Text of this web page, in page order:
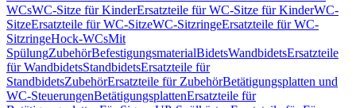
WCsWC-Sitze für KinderErsatzteile für WC-Sitze für KinderWC-
SitzeErsatzteile für WC-SitzeWC-SitzringeErsatzteile für WC-
SitzringeHock-WCsMit
SpülungZubehörBefestigungsmaterialBidetsWandbidetsErsatzteile
für WandbidetsStandbidetsErsatzteile für
StandbidetsZubehörErsatzteile für ZubehörBetätigungsplatten und
WC-SteuerungenBetätigungsplattenErsatzteile für